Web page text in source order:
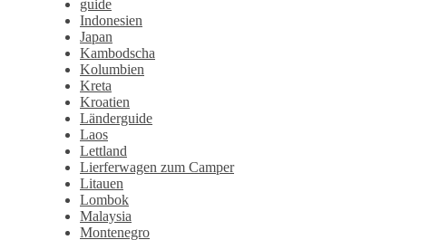
guide
Indonesien
Japan
Kambodscha
Kolumbien
Kreta
Kroatien
Länderguide
Laos
Lettland
Lierferwagen zum Camper
Litauen
Lombok
Malaysia
Montenegro